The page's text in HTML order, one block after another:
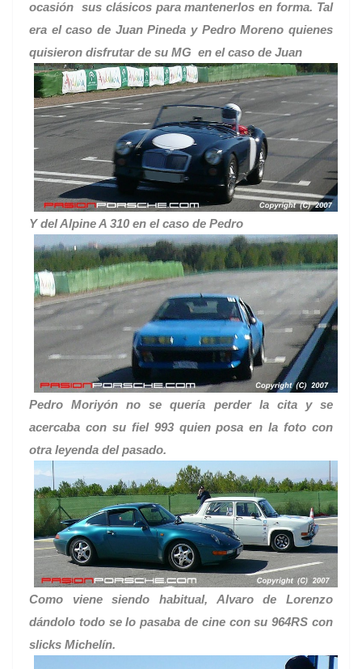
ocasión sus clásicos para mantenerlos en forma. Tal
era el caso de Juan Pineda y Pedro Moreno quienes
quisieron disfrutar de su MG en el caso de Juan
Y del Alpine A 310 en el caso de Pedro
Pedro Moriyón no se quería perder la cita y se
acercaba con su fiel 993 quien posa en la foto con
otra leyenda del pasado.
Como viene siendo habitual, Alvaro de Lorenzo
dándolo todo se lo pasaba de cine con su 964RS con
slicks Michelín.